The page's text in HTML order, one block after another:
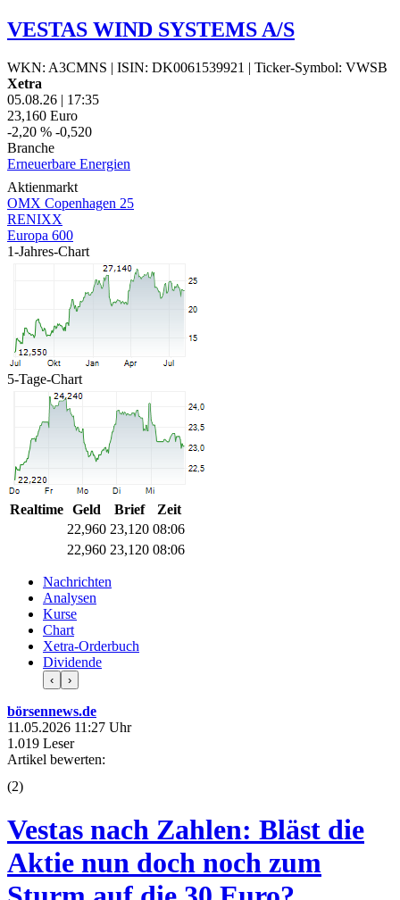
VESTAS WIND SYSTEMS A/S
WKN: A3CMNS | ISIN: DK0061539921 | Ticker-Symbol: VWSB
Xetra
05.08.26 | 17:35
23,160 Euro
-2,20 % -0,520
Branche
Erneuerbare Energien
Aktienmarkt
OMX Copenhagen 25
RENIXX
Europa 600
1-Jahres-Chart
5-Tage-Chart
Realtime Geld Brief
Zeit
22,960 23,120 08:06
22,960 23,120 08:06
Nachrichten
Analysen
Kurse
Chart
Xetra-Orderbuch
Dividende
‹ ›
börsennews.de
11.05.2026 11:27 Uhr
1.019 Leser
Artikel bewerten:
(2)
Vestas nach Zahlen: Bläst die
Aktie nun doch noch zum